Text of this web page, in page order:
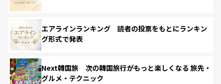
エアラインランキング 読者の投票をもとにランキン
グ形式で発表
Next韓国旅 次の韓国旅行がもっと楽しくなる 旅先・
グルメ・テクニック